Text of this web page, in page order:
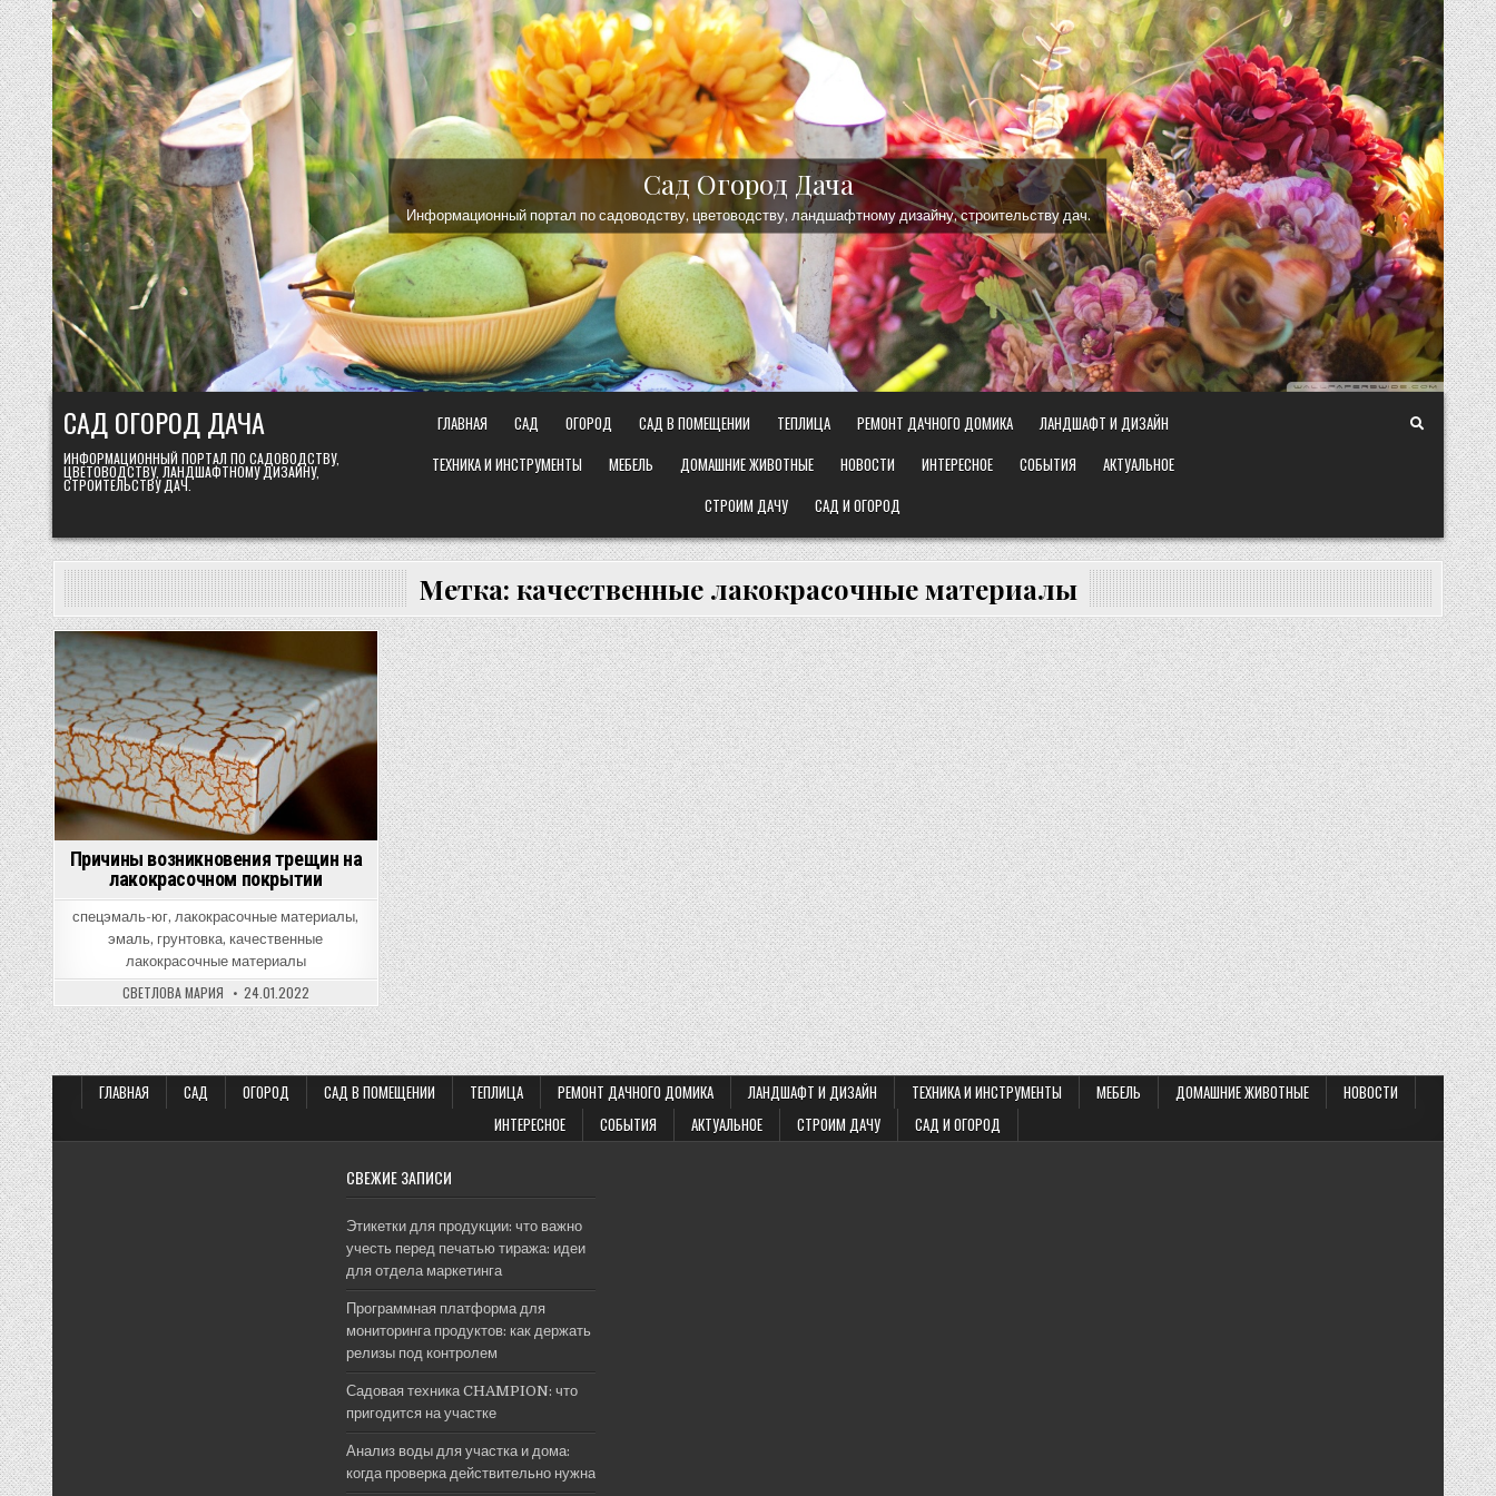
Skip
to
content
Сад Огород Дача
Информационный портал по садоводству, цветоводству, ландшафтному дизайну, строительству дач.
САД ОГОРОД ДАЧА
ИНФОРМАЦИОННЫЙ ПОРТАЛ ПО САДОВОДСТВУ,
ЦВЕТОВОДСТВУ, ЛАНДШАФТНОМУ ДИЗАЙНУ,
СТРОИТЕЛЬСТВУ ДАЧ.
ГЛАВНАЯ САД ОГОРОД САД В ПОМЕЩЕНИИ ТЕПЛИЦА РЕМОНТ ДАЧНОГО ДОМИКА
ЛАНДШАФТ И ДИЗАЙН
ТЕХНИКА И ИНСТРУМЕНТЫ
МЕБЕЛЬ ДОМАШНИЕ ЖИВОТНЫЕ НОВОСТИ ИНТЕРЕСНОЕ СОБЫТИЯ
АКТУАЛЬНОЕ
СТРОИМ ДАЧУ
САД И ОГОРОД
Метка: качественные лакокрасочные материалы
Posted
in
Причины возникновения трещин на
лакокрасочном покрытии
спецэмаль-юг, лакокрасочные материалы,
эмаль, грунтовка, качественные
лакокрасочные материалы
СВЕТЛОВА МАРИЯ 24.01.2022
ГЛАВНАЯ САД ОГОРОД САД В ПОМЕЩЕНИИ ТЕПЛИЦА РЕМОНТ ДАЧНОГО ДОМИКА ЛАНДШАФТ И ДИЗАЙН ТЕХНИКА И ИНСТРУМЕНТЫ МЕБЕЛЬ ДОМАШНИЕ ЖИВОТНЫЕ
НОВОСТИ
ИНТЕРЕСНОЕ
СОБЫТИЯ АКТУАЛЬНОЕ СТРОИМ ДАЧУ САД И ОГОРОД
СВЕЖИЕ ЗАПИСИ
Этикетки для продукции: что важно
учесть перед печатью тиража: идеи
для отдела маркетинга
Программная платформа для
мониторинга продуктов: как держать
релизы под контролем
Садовая техника CHAMPION: что
пригодится на участке
Анализ воды для участка и дома:
когда проверка действительно нужна